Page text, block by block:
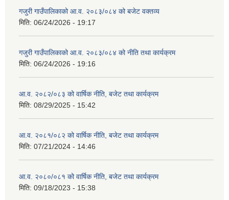
गजुरी गाउँपालिकाको आ.व. २०८३/०८४ को बजेट वक्तव्य
मिति: 06/24/2026 - 19:17
गजुरी गाउँपालिकाको आ.व. २०८३/०८४ को नीति तथा कार्यक्रम
मिति: 06/24/2026 - 19:16
आ.व. २०८२/०८३ को वार्षिक नीति, बजेट तथा कार्यक्रम
मिति: 08/29/2025 - 15:42
आ.व. २०८१/०८२ को वार्षिक नीति, बजेट तथा कार्यक्रम
मिति: 07/21/2024 - 14:46
आ.व. २०८०/०८१ को वार्षिक नीति, बजेट तथा कार्यक्रम
मिति: 09/18/2023 - 15:38